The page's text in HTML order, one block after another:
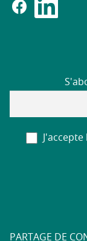
PARTAGE DE